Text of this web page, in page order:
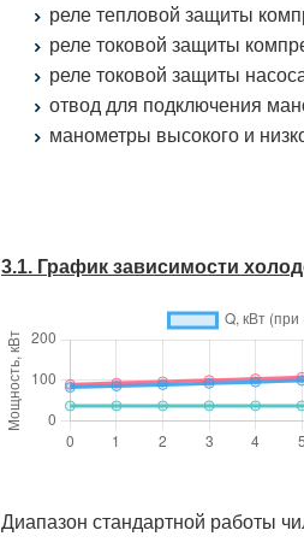
реле тепловой защиты
реле токовой защиты
реле токовой защиты
отвод для подключения
манометры высокого и
3.1. График зависимости
Диапазон стандартной работы